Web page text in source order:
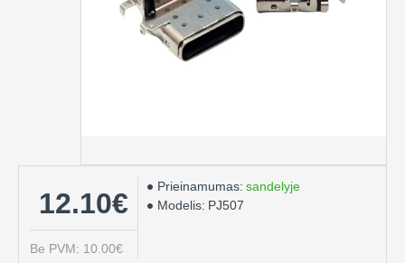
12.10€
Be PVM: 10.00€
Prieinamumas: sandelyje
Modelis: PJ507